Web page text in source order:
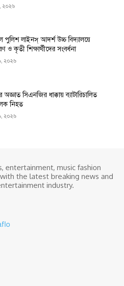
২০২৬
পুলিশ লাইনস্ আদর্শ উচ্চ বিদ্যালয়ে
ও কৃতী শিক্ষার্থীদের সংবর্ধনা
২০২৬
অজ্ঞাত সিএনজির ধাক্কায় ব্যাটারিচালিত
নিহত
২০২৬
entertainment, music fashion
the latest breaking news and
industry.